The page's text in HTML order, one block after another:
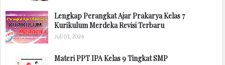
Lengkap Perangkat Ajar Prakarya Kelas 7
Kurikulum Merdeka Revisi Terbaru
Juli 01, 2024
Materi PPT IPA Kelas 9 Tingkat SMP